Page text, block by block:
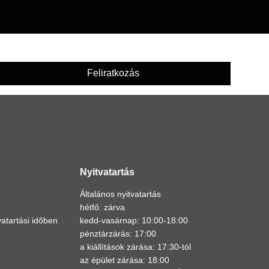
Feliratkozás
időben
Nyitvatartás
Általános nyitvatartás
hétfő: zárva
kedd-vasárnap: 10:00-18:00
pénztárzárás: 17:00
a kiállítások zárása: 17:30-tól
az épület zárása: 18:00